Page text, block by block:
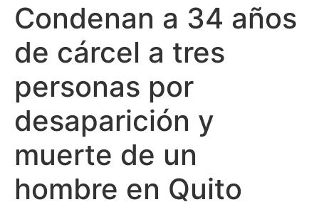
Condenan a 34 años
de cárcel a tres
personas por
desaparición y
muerte de un
hombre en Quito